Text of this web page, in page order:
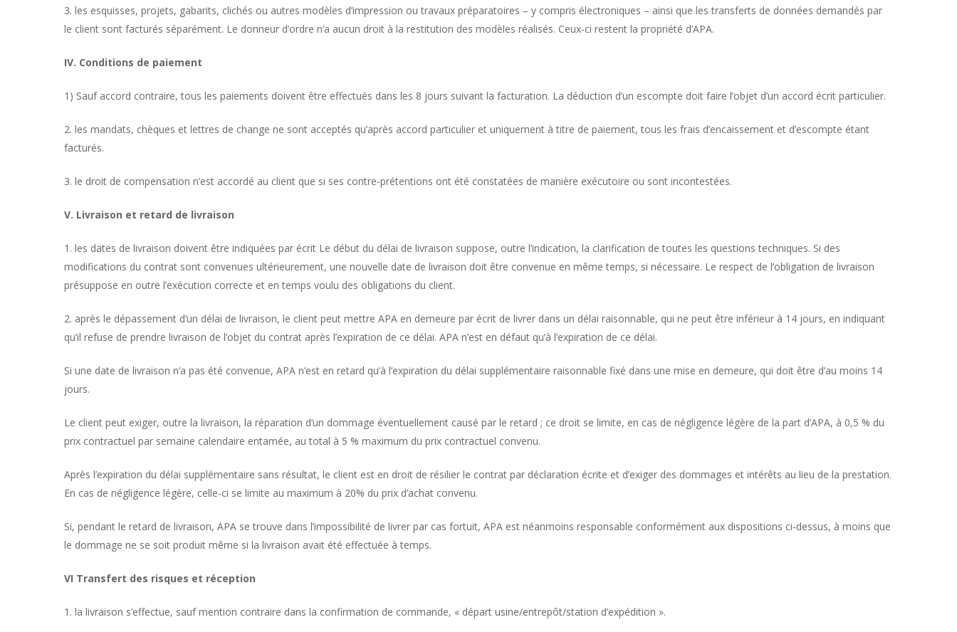
3. les esquisses, projets, gabarits, clichés ou autres modèles d’impression ou travaux préparatoires – y compris électroniques – ainsi que les transferts de données demandés par
le client sont facturés séparément. Le donneur d’ordre n’a aucun droit à la restitution des modèles réalisés. Ceux-ci restent la propriété d’APA.
IV. Conditions de paiement
1) Sauf accord contraire, tous les paiements doivent être effectués dans les 8 jours suivant la facturation. La déduction d’un escompte doit faire l’objet d’un accord écrit particulier.
2. les mandats, chèques et lettres de change ne sont acceptés qu’après accord particulier et uniquement à titre de paiement, tous les frais d’encaissement et d’escompte étant
facturés.
3. le droit de compensation n’est accordé au client que si ses contre-prétentions ont été constatées de manière exécutoire ou sont incontestées.
V. Livraison et retard de livraison
1. les dates de livraison doivent être indiquées par écrit Le début du délai de livraison suppose, outre l’indication, la clarification de toutes les questions techniques. Si des
modifications du contrat sont convenues ultérieurement, une nouvelle date de livraison doit être convenue en même temps, si nécessaire. Le respect de l’obligation de livraison
présuppose en outre l’exécution correcte et en temps voulu des obligations du client.
2. après le dépassement d’un délai de livraison, le client peut mettre APA en demeure par écrit de livrer dans un délai raisonnable, qui ne peut être inférieur à 14 jours, en indiquant
qu’il refuse de prendre livraison de l’objet du contrat après l’expiration de ce délai. APA n’est en défaut qu’à l’expiration de ce délai.
Si une date de livraison n’a pas été convenue, APA n’est en retard qu’à l’expiration du délai supplémentaire raisonnable fixé dans une mise en demeure, qui doit être d’au moins 14
jours.
Le client peut exiger, outre la livraison, la réparation d’un dommage éventuellement causé par le retard ; ce droit se limite, en cas de négligence légère de la part d’APA, à 0,5 % du
prix contractuel par semaine calendaire entamée, au total à 5 % maximum du prix contractuel convenu.
Après l’expiration du délai supplémentaire sans résultat, le client est en droit de résilier le contrat par déclaration écrite et d’exiger des dommages et intérêts au lieu de la prestation.
En cas de négligence légère, celle-ci se limite au maximum à 20% du prix d’achat convenu.
Si, pendant le retard de livraison, APA se trouve dans l’impossibilité de livrer par cas fortuit, APA est néanmoins responsable conformément aux dispositions ci-dessus, à moins que
le dommage ne se soit produit même si la livraison avait été effectuée à temps.
VI Transfert des risques et réception
1. la livraison s’effectue, sauf mention contraire dans la confirmation de commande, « départ usine/entrepôt/station d’expédition ».